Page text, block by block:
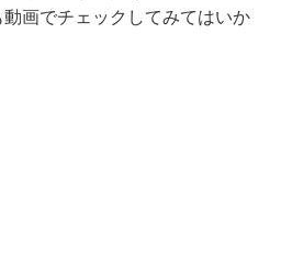
画でチェックしてみてはいか